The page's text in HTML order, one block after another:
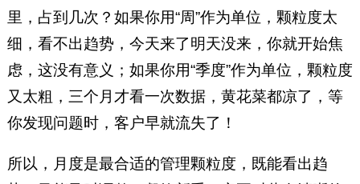
里，占到几次？如果你用“周”作为单位，颗粒度太
细，看不出趋势，今天来了明天没来，你就开始焦
虑，这没有意义；如果你用“季度”作为单位，颗粒度
又太粗，三个月才看一次数据，黄花菜都凉了，等
你发现问题时，客户早就流失了！
所以，月度是最合适的管理颗粒度，既能看出趋